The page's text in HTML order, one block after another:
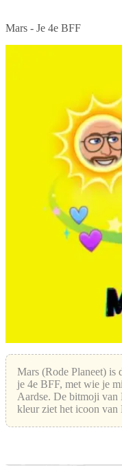
Mars - Je 4e BFF
Mars (Rode Planeet) is
je 4e BFF, met wie je
Aardse. De bitmoji van
kleur ziet het icoon van